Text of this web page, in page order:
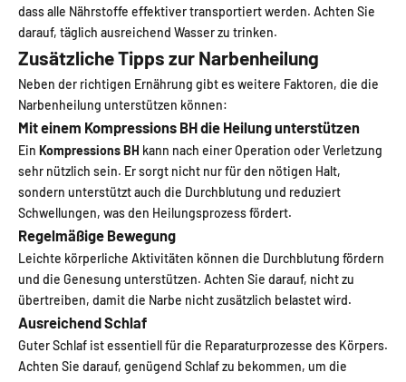
dass alle Nährstoffe effektiver transportiert werden. Achten Sie
darauf, täglich ausreichend Wasser zu trinken.
Zusätzliche Tipps zur Narbenheilung
Neben der richtigen Ernährung gibt es weitere Faktoren, die die
Narbenheilung unterstützen können:
Mit einem Kompressions BH die Heilung unterstützen
Ein Kompressions BH kann nach einer Operation oder Verletzung
sehr nützlich sein. Er sorgt nicht nur für den nötigen Halt,
sondern unterstützt auch die Durchblutung und reduziert
Schwellungen, was den Heilungsprozess fördert.
Regelmäßige Bewegung
Leichte körperliche Aktivitäten können die Durchblutung fördern
und die Genesung unterstützen. Achten Sie darauf, nicht zu
übertreiben, damit die Narbe nicht zusätzlich belastet wird.
Ausreichend Schlaf
Guter Schlaf ist essentiell für die Reparaturprozesse des Körpers.
Achten Sie darauf, genügend Schlaf zu bekommen, um die